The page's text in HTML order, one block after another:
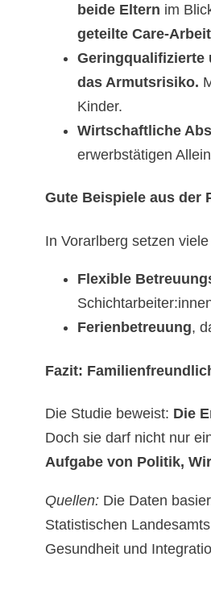
beide Eltern im
geteilte Care-Arbeit
Geringqualifizierte
das Armutsrisiko.
Kinder.
Wirtschaftliche
erwerbstätigen
Gute Beispiele aus der
In Vorarlberg setzen viele
Flexible
Ferienbetreuung,
Fazit:
Die Studie beweist: Die
Doch sie darf nicht nur
Aufgabe von Politik,
Quellen: Die Daten
Statistischen
Gesundheit und